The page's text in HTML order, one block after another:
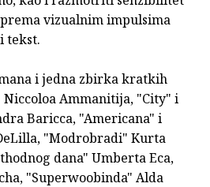
vizualnim impulsima
tekst.
i jedna zbirka kratkih
Niccoloa Ammanitija, "City" i
Baricca, "Americana" i
"Modrobradi" Kurta
dana" Umberta Eca,
"Superwoobinda" Alda